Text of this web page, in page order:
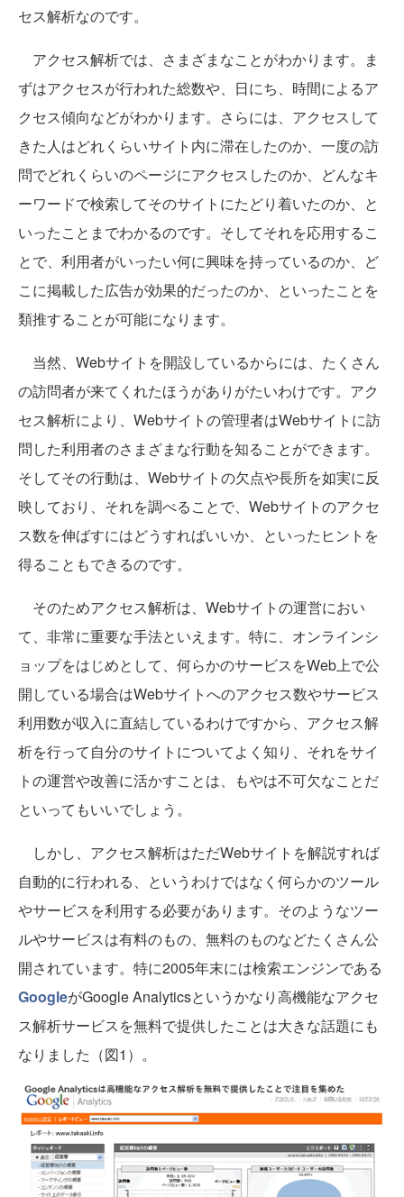
セス解析なのです。
アクセス解析では、さまざまなことがわかります。ま
ずはアクセスが行われた総数や、日にち、時間によるア
クセス傾向などがわかります。さらには、アクセスして
きた人はどれくらいサイト内に滞在したのか、一度の訪
問でどれくらいのページにアクセスしたのか、どんなキ
ーワードで検索してそのサイトにたどり着いたのか、と
いったことまでわかるのです。そしてそれを応用するこ
とで、利用者がいったい何に興味を持っているのか、ど
こに掲載した広告が効果的だったのか、といったことを
類推することが可能になります。
当然、Webサイトを開設しているからには、たくさん
の訪問者が来てくれたほうがありがたいわけです。アク
セス解析により、Webサイトの管理者はWebサイトに訪
問した利用者のさまざまな行動を知ることができます。
そしてその行動は、Webサイトの欠点や長所を如実に反
映しており、それを調べることで、Webサイトのアクセ
ス数を伸ばすにはどうすればいいか、といったヒントを
得ることもできるのです。
そのためアクセス解析は、Webサイトの運営におい
て、非常に重要な手法といえます。特に、オンラインシ
ョップをはじめとして、何らかのサービスをWeb上で公
開している場合はWebサイトへのアクセス数やサービス
利用数が収入に直結しているわけですから、アクセス解
析を行って自分のサイトについてよく知り、それをサイ
トの運営や改善に活かすことは、もやは不可欠なことだ
といってもいいでしょう。
しかし、アクセス解析はただWebサイトを解説すれば
自動的に行われる、というわけではなく何らかのツール
やサービスを利用する必要があります。そのようなツー
ルやサービスは有料のもの、無料のものなどたくさん公
開されています。特に2005年末には検索エンジンである
GoogleがGoogle Analyticsというかなり高機能なアクセ
ス解析サービスを無料で提供したことは大きな話題にも
なりました（図1）。